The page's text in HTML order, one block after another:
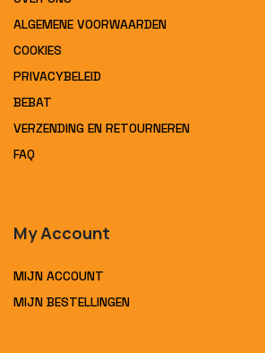
ALGEMENE VOORWAARDEN
COOKIES
PRIVACYBELEID
BEBAT
VERZENDING EN RETOURNEREN
FAQ
My Account
MIJN ACCOUNT
MIJN BESTELLINGEN